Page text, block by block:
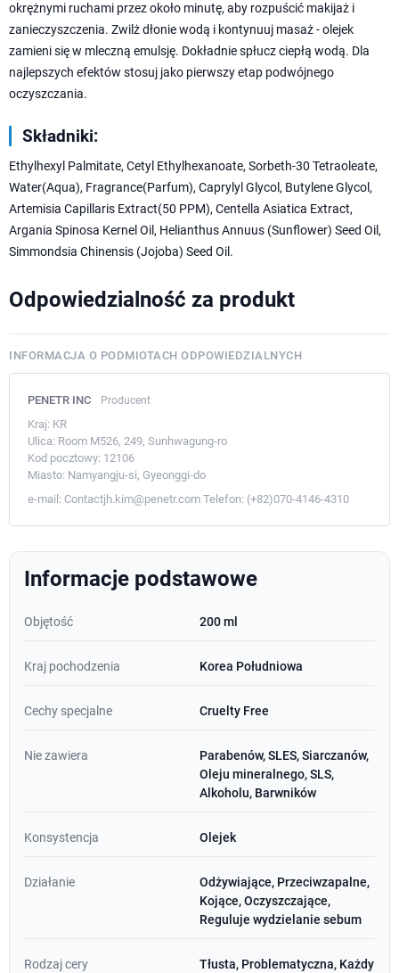
okrężnymi ruchami przez około minutę, aby rozpuścić makijaż i
zanieczyszczenia. Zwilż dłonie wodą i kontynuuj masaż - olejek
zamieni się w mleczną emulsję. Dokładnie spłucz ciepłą wodą. Dla
najlepszych efektów stosuj jako pierwszy etap podwójnego
oczyszczania.
Składniki:
Ethylhexyl Palmitate, Cetyl Ethylhexanoate, Sorbeth-30 Tetraoleate,
Water(Aqua), Fragrance(Parfum), Caprylyl Glycol, Butylene Glycol,
Artemisia Capillaris Extract(50 PPM), Centella Asiatica Extract,
Argania Spinosa Kernel Oil, Helianthus Annuus (Sunflower) Seed Oil,
Simmondsia Chinensis (Jojoba) Seed Oil.
Odpowiedzialność za produkt
INFORMACJA O PODMIOTACH ODPOWIEDZIALNYCH
PENETR INC Producent
Kraj: KR
Ulica: Room M526, 249, Sunhwagung-ro
Kod pocztowy: 12106
Miasto: Namyangju-si, Gyeonggi-do
e-mail: Contactjh.kim@penetr.com Telefon: (+82)070-4146-4310
Informacje podstawowe
Objętość 200 ml
Kraj pochodzenia Korea Południowa
Cechy specjalne Cruelty Free
Nie zawiera
Parabenów, SLES, Siarczanów,
Oleju mineralnego, SLS,
Alkoholu, Barwników
Konsystencja Olejek
Działanie
Odżywiające, Przeciwzapalne,
Kojące, Oczyszczające,
Reguluje wydzielanie sebum
Rodzaj cery
Tłusta, Problematyczna, Każdy